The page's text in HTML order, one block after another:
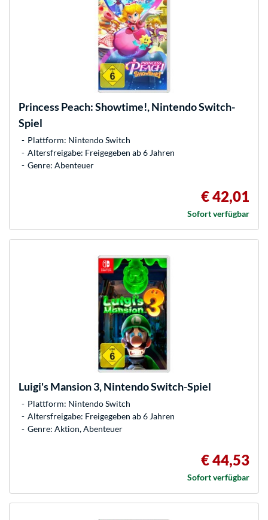
Princess Peach: Showtime!, Nintendo Switch-
Spiel
Plattform: Nintendo Switch
Altersfreigabe: Freigegeben ab 6 Jahren
Genre: Abenteuer
€ 42,01
Sofort verfügbar
Luigi's Mansion 3, Nintendo Switch-Spiel
Plattform: Nintendo Switch
Altersfreigabe: Freigegeben ab 6 Jahren
Genre: Aktion, Abenteuer
€ 44,53
Sofort verfügbar